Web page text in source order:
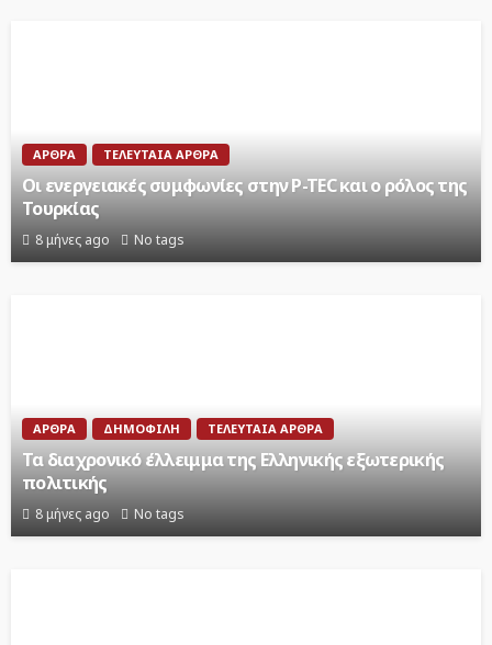
ΆΡΘΡΑ ΤΕΛΕΥΤΑΊΑ ΆΡΘΡΑ
Οι ενεργειακές συμφωνίες στην P-TEC και ο ρόλος της
Τουρκίας
8 μήνες ago No tags
ΆΡΘΡΑ ΔΗΜΟΦΙΛΉ ΤΕΛΕΥΤΑΊΑ ΆΡΘΡΑ
Τα διαχρονικό έλλειμμα της Ελληνικής εξωτερικής
πολιτικής
8 μήνες ago No tags